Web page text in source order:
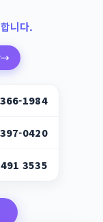
니다.
→
1984
0420
3535